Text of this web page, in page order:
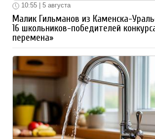
10:55 | 5 августа
Малик Гильманов из Каменска-
16 школьников-победителей
перемена»